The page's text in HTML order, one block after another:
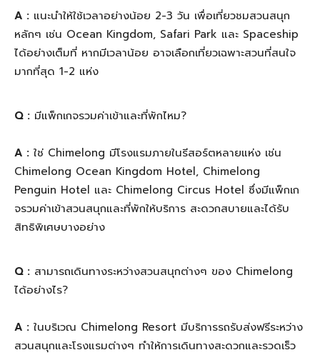
A : แนะนำให้ใช้เวลาอย่างน้อย 2-3 วัน เพื่อเที่ยวชมสวนสนุก
หลักๆ เช่น Ocean Kingdom, Safari Park และ Spaceship
ได้อย่างเต็มที่ หากมีเวลาน้อย อาจเลือกเที่ยวเฉพาะสวนที่สนใจ
มากที่สุด 1-2 แห่ง
Q : มีแพ็กเกจรวมค่าเข้าและที่พักไหม?
A : ใช่ Chimelong มีโรงแรมภายในรีสอร์ตหลายแห่ง เช่น
Chimelong Ocean Kingdom Hotel, Chimelong
Penguin Hotel และ Chimelong Circus Hotel ซึ่งมีแพ็กเก
จรวมค่าเข้าสวนสนุกและที่พักให้บริการ สะดวกสบายและได้รับ
สิทธิพิเศษบางอย่าง
Q : สามารถเดินทางระหว่างสวนสนุกต่างๆ ของ Chimelong
ได้อย่างไร?
A : ในบริเวณ Chimelong Resort มีบริการรถรับส่งฟรีระหว่าง
สวนสนุกและโรงแรมต่างๆ ทำให้การเดินทางสะดวกและรวดเร็ว